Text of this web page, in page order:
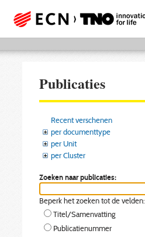
Publicaties
Recent verschenen
per documenttype
per Unit
per Cluster
Zoeken naar publicaties:
Beperk het zoeken tot de velden:
Titel/Samenvatting
Publicatienummer